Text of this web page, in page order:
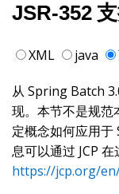
JSR-352
XML java
从 Spring Batch
现。本节不是规范
定概念如何应用于
息可以通过 JCP 在
https://jcp.org/